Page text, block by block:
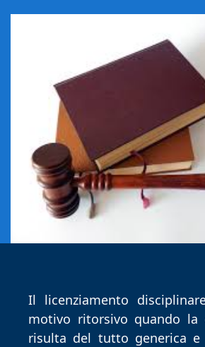
Il licenziamento
motivo ritorsivo quando la
risulta del tutto generica